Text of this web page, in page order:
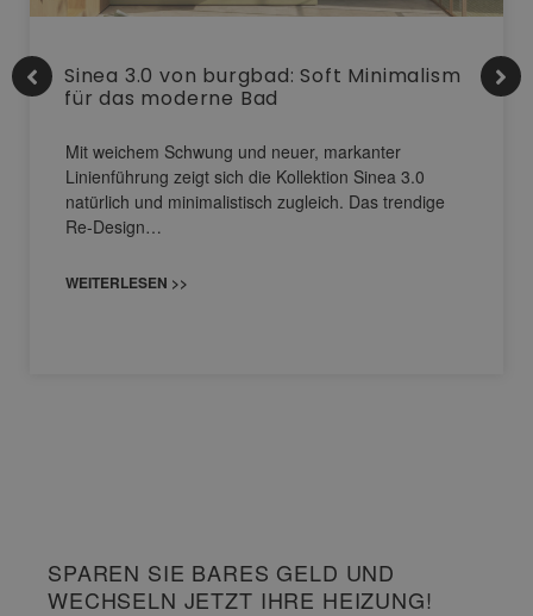
Sinea 3.0 von burgbad: Soft Minimalism
für das moderne Bad
Mit weichem Schwung und neuer, markanter
Linienführung zeigt sich die Kollektion Sinea 3.0
natürlich und minimalistisch zugleich. Das trendige
Re-Design…
WEITERLESEN >>
SPAREN SIE BARES GELD UND
WECHSELN JETZT IHRE HEIZUNG!